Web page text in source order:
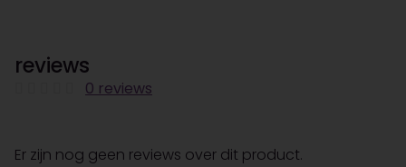
reviews
0 reviews
Er zijn nog geen reviews over dit product.